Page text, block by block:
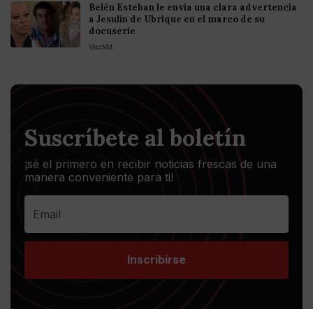
Belén Esteban le envía una clara advertencia
a Jesulín de Ubrique en el marco de su
docuserie
VecoVet
Suscríbete al boletín
¡sé el primero en recibir noticias frescas de una
manera conveniente para ti!
Inscribirse